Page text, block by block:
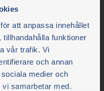
att anpassa innehållet
funktioner
vår trafik. Vi
och annan
medier och
samarbetar med.